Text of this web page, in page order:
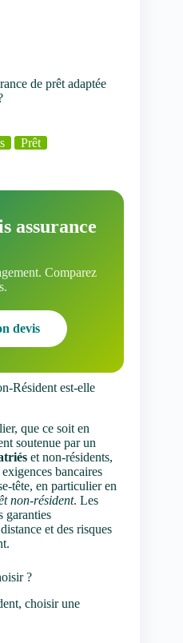
de prêt adaptée
Prêt
assurance
Comparez
devis
Résident est-elle
que ce soit en
soutenue par un
et non-résidents,
bancaires
tête, en particulier en
non-résident. Les
garanties
et des risques
?
choisir une